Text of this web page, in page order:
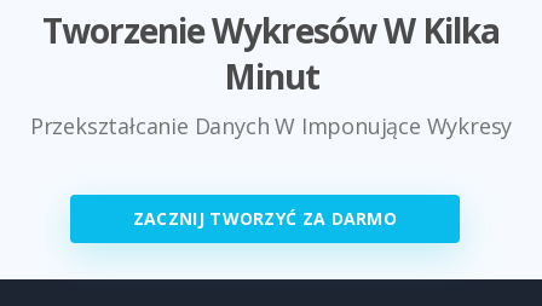
Tworzenie Wykresów W Kilka
Minut
Przekształcanie Danych W Imponujące Wykresy
ZACZNIJ TWORZYĆ ZA DARMO